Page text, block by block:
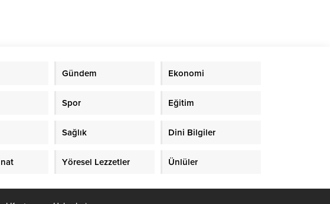
Gündem Ekonomi
Spor Eğitim
Sağlık Dini Bilgiler
Yöresel Lezzetler Ünlüler